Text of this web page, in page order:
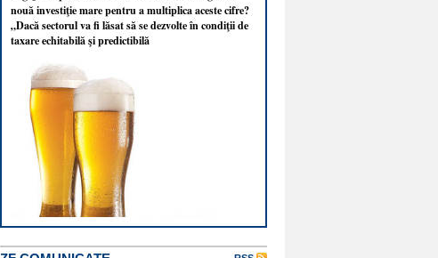
nouă investiţie mare pentru a multiplica aceste cifre?
„Dacă sectorul va fi lăsat să se dezvolte în condiţii de
taxare echitabilă şi predictibilă